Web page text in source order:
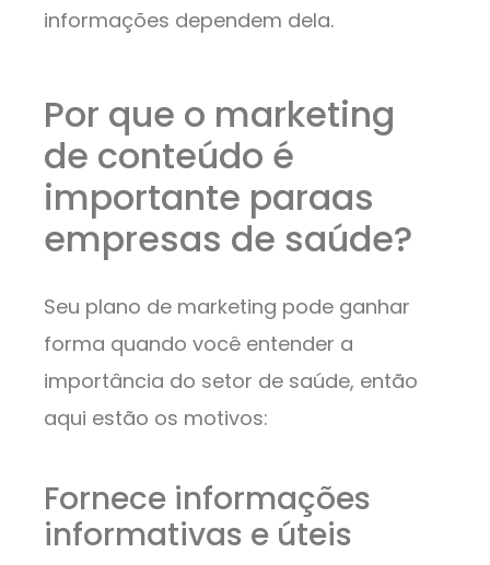
informações dependem dela.
Por que o marketing
de conteúdo é
importante paraas
empresas de saúde?
Seu plano de marketing pode ganhar
forma quando você entender a
importância do setor de saúde, então
aqui estão os motivos:
Fornece informações
informativas e úteis